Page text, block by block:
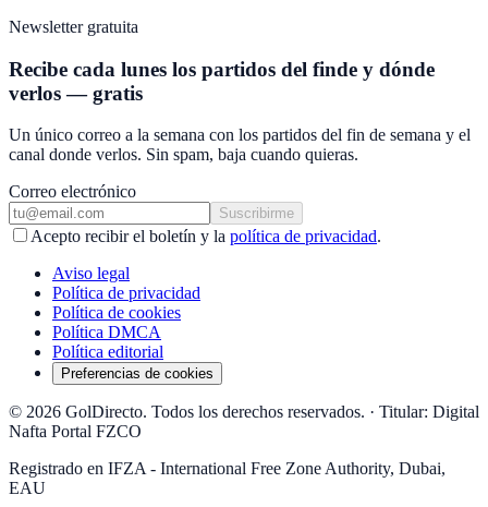
Newsletter gratuita
Recibe cada lunes los partidos del finde y dónde
verlos — gratis
Un único correo a la semana con los partidos del fin de semana y el
canal donde verlos. Sin spam, baja cuando quieras.
Correo electrónico
Suscribirme
Acepto recibir el boletín y la política de privacidad.
Aviso legal
Política de privacidad
Política de cookies
Política DMCA
Política editorial
Preferencias de cookies
© 2026 GolDirecto. Todos los derechos reservados. · Titular: Digital
Nafta Portal FZCO
Registrado en IFZA - International Free Zone Authority, Dubai,
EAU